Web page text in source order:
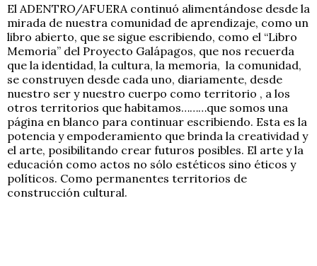
El ADENTRO/AFUERA continuó alimentándose desde la
mirada de nuestra comunidad de aprendizaje, como un
libro abierto, que se sigue escribiendo, como el “Libro
Memoria” del Proyecto Galápagos, que nos recuerda
que la identidad, la cultura, la memoria, la comunidad,
se construyen desde cada uno, diariamente, desde
nuestro ser y nuestro cuerpo como territorio , a los
otros territorios que habitamos………que somos una
página en blanco para continuar escribiendo. Esta es la
potencia y empoderamiento que brinda la creatividad y
el arte, posibilitando crear futuros posibles. El arte y la
educación como actos no sólo estéticos sino éticos y
políticos. Como permanentes territorios de
construcción cultural.